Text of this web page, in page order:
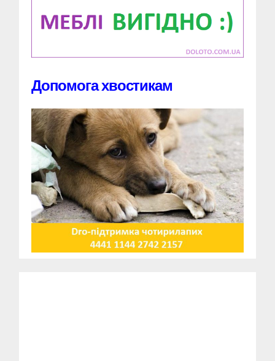
Допомога хвостикам